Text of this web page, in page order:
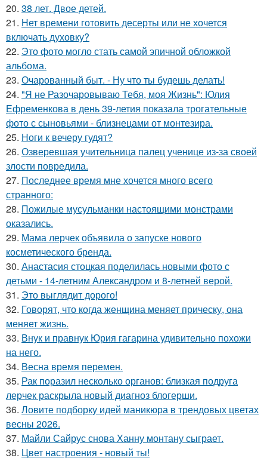
20. 38 лет. Двое детей.
21. Нет времени готовить десерты или не хочется
включать духовку?
22. Это фото могло стать самой эпичной обложкой
альбома.
23. Очарованный быт. - Ну что ты будешь делать!
24. "Я не Разочаровываю Тебя, моя Жизнь": Юлия
Ефременкова в день 39-летия показала трогательные
фото с сыновьями - близнецами от монтезира.
25. Ноги к вечеру гудят?
26. Озверевшая учительница палец ученице из-за своей
злости повредила.
27. Последнее время мне хочется много всего
странного:
28. Пожилые мусульманки настоящими монстрами
оказались.
29. Мама лерчек объявила о запуске нового
косметического бренда.
30. Анастасия стоцкая поделилась новыми фото с
детьми - 14-летним Александром и 8-летней верой.
31. Это выглядит дорого!
32. Говорят, что когда женщина меняет прическу, она
меняет жизнь.
33. Внук и правнук Юрия гагарина удивительно похожи
на него.
34. Весна время перемен.
35. Рак поразил несколько органов: близкая подруга
лерчек раскрыла новый диагноз блогерши.
36. Ловите подборку идей маникюра в трендовых цветах
весны 2026.
37. Майли Сайрус снова Ханну монтану сыграет.
38. Цвет настроения - новый ты!